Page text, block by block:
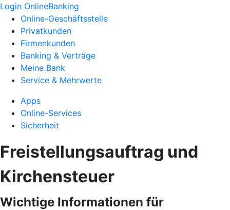
Login OnlineBanking
Online-Geschäftsstelle
Privatkunden
Firmenkunden
Banking & Verträge
Meine Bank
Service & Mehrwerte
Apps
Online-Services
Sicherheit
Freistellungsauftrag und
Kirchensteuer
Wichtige Informationen für